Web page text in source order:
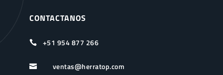
CONTACTANOS
 +51 954 877 266
 ventas@herratop.com